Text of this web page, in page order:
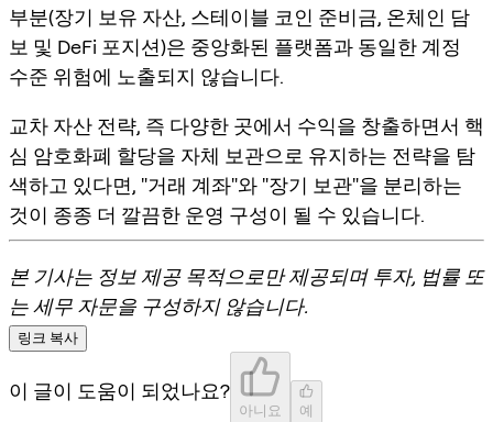
부분(장기 보유 자산, 스테이블 코인 준비금, 온체인 담
보 및 DeFi 포지션)은 중앙화된 플랫폼과 동일한 계정
수준 위험에 노출되지 않습니다.
교차 자산 전략, 즉 다양한 곳에서 수익을 창출하면서 핵
심 암호화폐 할당을 자체 보관으로 유지하는 전략을 탐
색하고 있다면, "거래 계좌"와 "장기 보관"을 분리하는
것이 종종 더 깔끔한 운영 구성이 될 수 있습니다.
본 기사는 정보 제공 목적으로만 제공되며 투자, 법률 또
는 세무 자문을 구성하지 않습니다.
링크 복사
이 글이 도움이 되었나요?
아니요 예